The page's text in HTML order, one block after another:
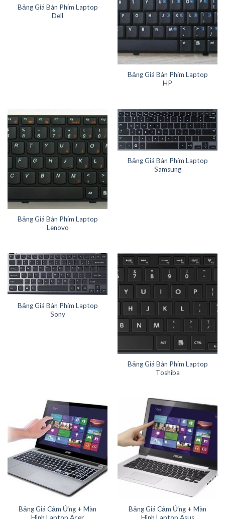
Bảng Giá Bàn Phím Laptop
Dell
Bảng Giá Bàn Phím Laptop
HP
Bảng Giá Bàn Phím Laptop
Lenovo
Bảng Giá Bàn Phím Laptop
Samsung
Bảng Giá Bàn Phím Laptop
Sony
Bảng Giá Bàn Phím Laptop
Toshiba
Bảng Giá Cảm Ứng + Màn
Hình Laptop Acer
Bảng Giá Cảm Ứng + Màn
Hình Laptop Asus